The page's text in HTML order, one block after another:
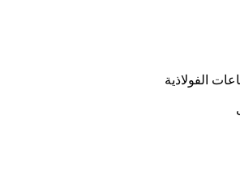
الفولاذية